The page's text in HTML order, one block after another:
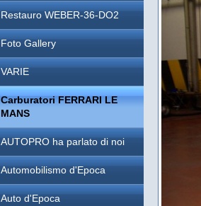
Restauro WEBER-36-DO2
Foto Gallery
VARIE
Carburatori FERRARI LE
MANS
AUTOPRO ha parlato di noi
Automobilismo d'Epoca
Auto d'Epoca